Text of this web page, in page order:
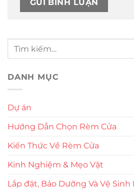
DANH MỤC
Dự án
Hướng Dẫn Chọn Rèm Cửa
Kiến Thức Về Rèm Cửa
Kinh Nghiệm & Mẹo Vặt
Lắp đặt, Bảo Dưỡng Và Vệ Sinh